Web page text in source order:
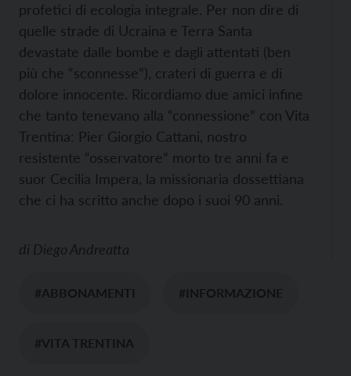
profetici di ecologia integrale. Per non dire di
quelle strade di Ucraina e Terra Santa
devastate dalle bombe e dagli attentati (ben
più che “sconnesse”), crateri di guerra e di
dolore innocente. Ricordiamo due amici infine
che tanto tenevano alla “connessione” con Vita
Trentina: Pier Giorgio Cattani, nostro
resistente “osservatore” morto tre anni fa e
suor Cecilia Impera, la missionaria dossettiana
che ci ha scritto anche dopo i suoi 90 anni.
di Diego Andreatta
#ABBONAMENTI #INFORMAZIONE
#VITA TRENTINA